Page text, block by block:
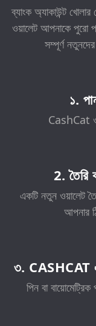
ব্যাংক অ্যাকাউন্ট
ওয়ালেট আপনাকে পুরো
সম্পূর্ণ
১.
CashCat
2.
একটি নতুন ওয়ালেট
আপনার
৩. CASHCAT
পিন বা